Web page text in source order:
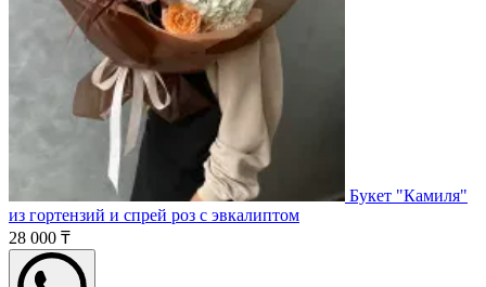
Букет "Камиля"
из гортензий и спрей роз с эвкалиптом
28 000 ₸